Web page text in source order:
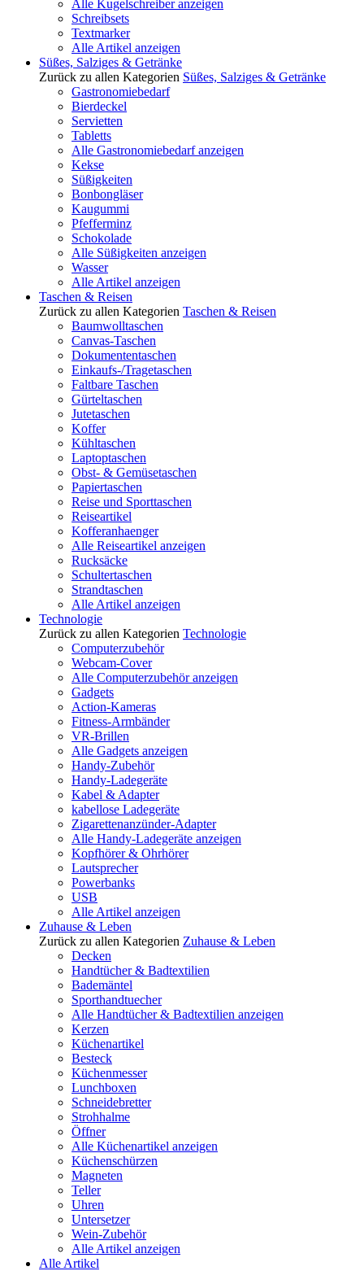
Alle Kugelschreiber anzeigen
Schreibsets
Textmarker
Alle Artikel anzeigen
Süßes, Salziges & Getränke
Zurück zu allen Kategorien Süßes, Salziges & Getränke
Gastronomiebedarf
Bierdeckel
Servietten
Tabletts
Alle Gastronomiebedarf anzeigen
Kekse
Süßigkeiten
Bonbongläser
Kaugummi
Pfefferminz
Schokolade
Alle Süßigkeiten anzeigen
Wasser
Alle Artikel anzeigen
Taschen & Reisen
Zurück zu allen Kategorien Taschen & Reisen
Baumwolltaschen
Canvas-Taschen
Dokumententaschen
Einkaufs-/Tragetaschen
Faltbare Taschen
Gürteltaschen
Jutetaschen
Koffer
Kühltaschen
Laptoptaschen
Obst- & Gemüsetaschen
Papiertaschen
Reise und Sporttaschen
Reiseartikel
Kofferanhaenger
Alle Reiseartikel anzeigen
Rucksäcke
Schultertaschen
Strandtaschen
Alle Artikel anzeigen
Technologie
Zurück zu allen Kategorien Technologie
Computerzubehör
Webcam-Cover
Alle Computerzubehör anzeigen
Gadgets
Action-Kameras
Fitness-Armbänder
VR-Brillen
Alle Gadgets anzeigen
Handy-Zubehör
Handy-Ladegeräte
Kabel & Adapter
kabellose Ladegeräte
Zigarettenanzünder-Adapter
Alle Handy-Ladegeräte anzeigen
Kopfhörer & Ohrhörer
Lautsprecher
Powerbanks
USB
Alle Artikel anzeigen
Zuhause & Leben
Zurück zu allen Kategorien Zuhause & Leben
Decken
Handtücher & Badtextilien
Bademäntel
Sporthandtuecher
Alle Handtücher & Badtextilien anzeigen
Kerzen
Küchenartikel
Besteck
Küchenmesser
Lunchboxen
Schneidebretter
Strohhalme
Öffner
Alle Küchenartikel anzeigen
Küchenschürzen
Magneten
Teller
Uhren
Untersetzer
Wein-Zubehör
Alle Artikel anzeigen
Alle Artikel